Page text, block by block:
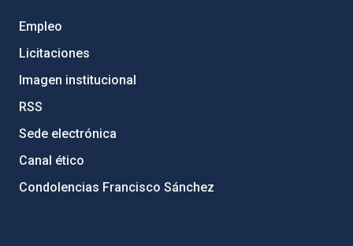
Empleo
Licitaciones
Imagen institucional
RSS
Sede electrónica
Canal ético
Condolencias Francisco Sánchez